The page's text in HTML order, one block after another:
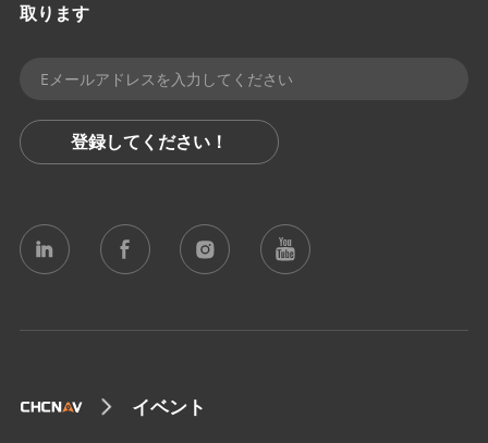
取ります
登録してください！
イベント